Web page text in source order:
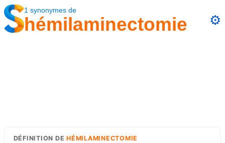
1 synonymes de
hémilaminectomie ⚙️
DÉFINITION DEHÉMILAMINECTOMIE